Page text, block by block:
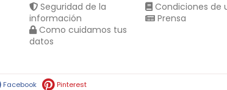
Seguridad de la
información
Como cuidamos tus
datos
Condiciones de
Prensa
Facebook Pinterest